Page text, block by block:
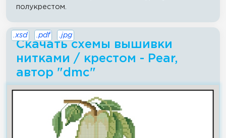
полукрестом.
Скачать схемы вышивки
нитками / крестом - Pear,
автор "dmc"
.xsd .pdf .jpg